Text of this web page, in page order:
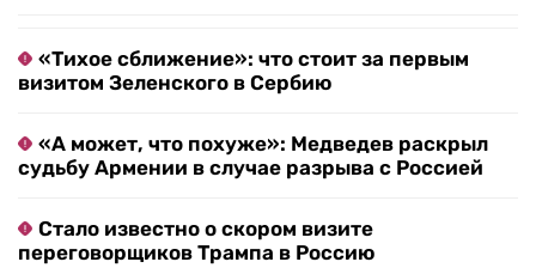
«Тихое сближение»: что стоит за первым
визитом Зеленского в Сербию
«А может, что похуже»: Медведев раскрыл
судьбу Армении в случае разрыва с Россией
Стало известно о скором визите
переговорщиков Трампа в Россию